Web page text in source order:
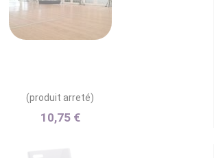
(produit arreté)
10,75 €